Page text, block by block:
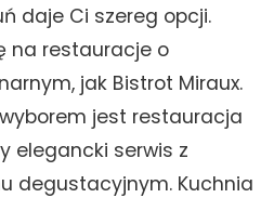
daje Ci szereg opcji.
na restauracje o
jak Bistrot Miraux.
jest restauracja
elegancki serwis z
degustacyjnym. Kuchnia